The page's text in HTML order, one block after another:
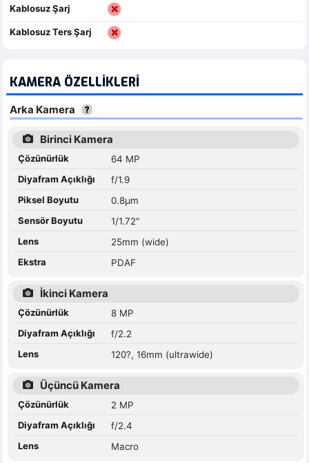
Kablosuz Şarj
Kablosuz Ters Şarj
KAMERA ÖZELLIKLERI
Arka Kamera
Birinci Kamera
Çözünürlük
64 MP
Diyafram Açıklığı
f/1.9
Piksel Boyutu
0.8µm
Sensör Boyutu
1/1.72"
Lens
25mm (wide)
Ekstra
PDAF
İkinci Kamera
Çözünürlük
8 MP
Diyafram Açıklığı
f/2.2
Lens
120?, 16mm (ultrawide)
Üçüncü Kamera
Çözünürlük
2 MP
Diyafram Açıklığı
f/2.4
Lens
Macro